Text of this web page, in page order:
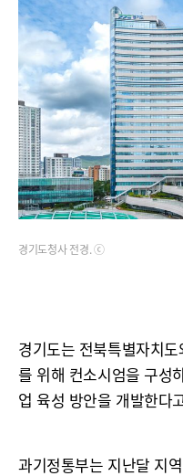
경기도청사 전경. ⓒ
경기도는 전북특별자치
를 위해 컨소시엄을 구성
업 육성 방안을 개발한다
과기정통부는 지난달 지